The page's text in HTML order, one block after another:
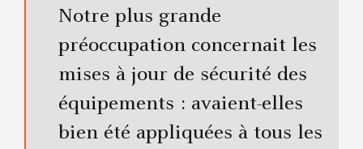
Notre plus grande
préoccupation concernait les
mises à jour de sécurité des
équipements : avaient-elles
bien été appliquées à tous les